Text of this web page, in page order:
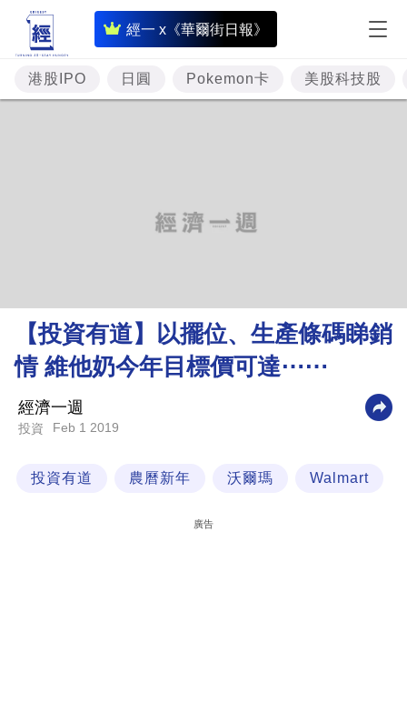
經一 x《華爾街日報》
即
時
財
經
理
財
商
科
港股IPO 日圓 Pokemon卡 美股科技股
【投資有道】以擺位、生產條碼睇銷
情 維他奶今年目標價可達⋯⋯
經濟一週
投資 Feb 1 2019
投資有道 農曆新年 沃爾瑪 Walmart
廣告